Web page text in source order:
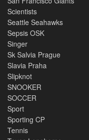
Scientists
Seattle Seahawks
Sepsis OSK
Singer
Sk Salvia Prague
Slavia Praha
Slipknot
SNOOKER
SOCCER
Sport
Sporting CP
Tennis